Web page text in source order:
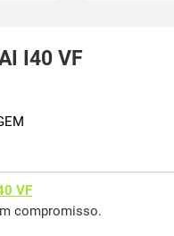
I40 VF
VF
compromisso.